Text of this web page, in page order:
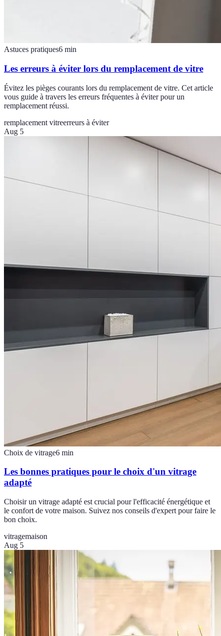
Astuces pratiques6 min
Les erreurs à éviter lors du remplacement de vitre
Évitez les pièges courants lors du remplacement de vitre. Cet article
vous guide à travers les erreurs fréquentes à éviter pour un
remplacement réussi.
remplacement vitreerreurs à éviter
Aug 5
Choix de vitrage6 min
Les bonnes pratiques pour le choix d'un vitrage
adapté
Choisir un vitrage adapté est crucial pour l'efficacité énergétique et
le confort de votre maison. Suivez nos conseils d'expert pour faire le
bon choix.
vitragemaison
Aug 5